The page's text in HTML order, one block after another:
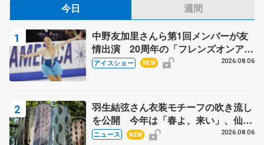
今日 週間
中野友加里さんら第1回メンバーが友
情出演 20周年の「フレンズオンアイ
ス」 宮本賢二さん、有川梨絵さん、
アイスショー NEW 2026.08.06
羽生結弦さん衣装モチーフの吹き流し
を公開 今年は「春よ、来い」、仙台
の瑞鳳殿
ニュース NEW 2026.08.06